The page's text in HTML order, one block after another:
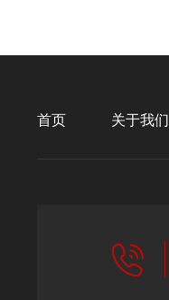
首页 关于我们